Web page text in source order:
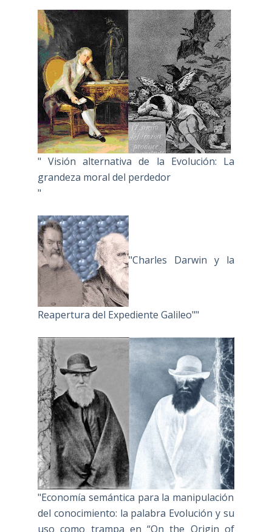
" Visión alternativa de la Evolución: La
grandeza moral del perdedor
"
"Charles Darwin y la
Reapertura del Expediente Galileo""
"Economía semántica para la manipulación
del conocimiento: la palabra Evolución y su
uso como trampa en “On the Origin of